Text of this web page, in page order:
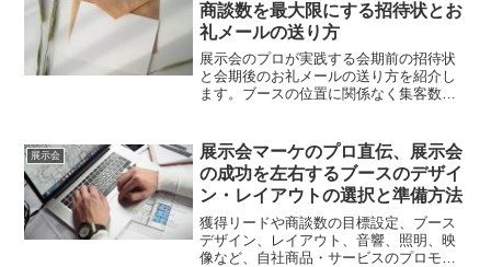
商談数を最大限にする招待状とお
礼メールの送り方
展示会のプロが実践する会期前の招待状
と会期後のお礼メールの送り方を紹介し
ます。ブースの位置に関係なく集客数や
展示会
展示会マーケのプロ直伝、展示会
の成功を左右するブースのデザイ
ン・レイアウトの選択と準備方法
獲得リードや商談数の目標設定、ブース
デザイン、レイアウト、音響、照明、映
像など、自社商品・サービスのプロモー